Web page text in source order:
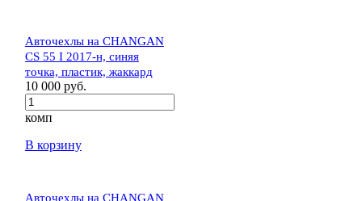
Авточехлы на CHANGAN
CS 55 I 2017-н, синяя
точка, пластик, жаккард
10 000 руб.
комп
В корзину
Авточехлы на CHANGAN